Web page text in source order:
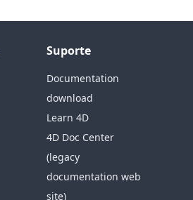
Suporte
Documentation
download
Learn 4D
4D Doc Center
(legacy
documentation web
site)